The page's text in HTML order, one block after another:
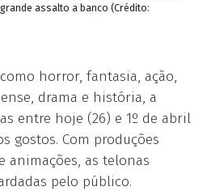
assalto a banco (Crédito:
horror, fantasia, ação,
drama e história, a
entre hoje (26) e 1º de abril
gostos. Com produções
animações, as telonas
pelo público.